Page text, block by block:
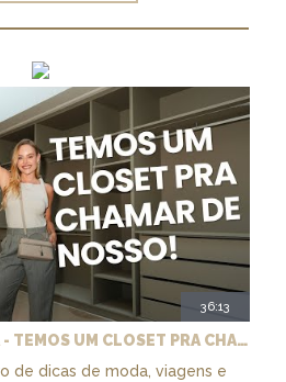
36:13
EP. 6: A SAGA DA CASA - TEMOS UM CLOSET PRA CHAMAR DE NOSSO + MARCENARIA E PAISAGISMO
de dicas de moda, viagens e